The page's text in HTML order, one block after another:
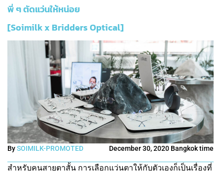
พี่ ๆ ตัดแว่นให้หน่อย
[Soimilk x Bridders Optical]
BySOIMILK-PROMOTED December 30, 2020 Bangkok time
สำหรับคนสายตาสั้น การเลือกแว่นตาให้กับตัวเองก็เป็นเรื่องที่